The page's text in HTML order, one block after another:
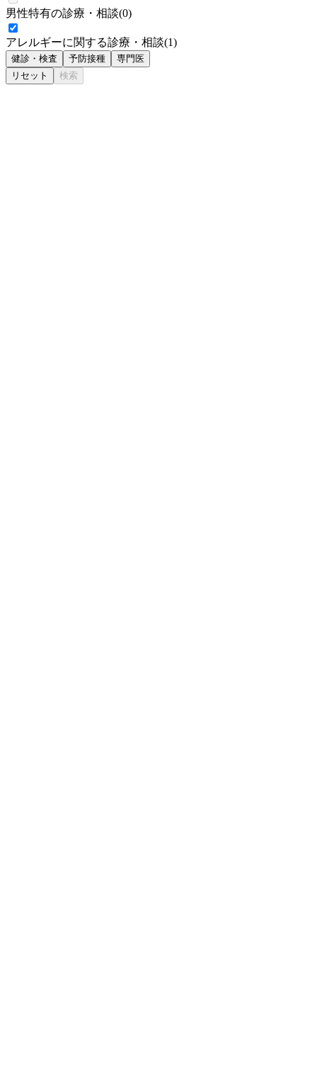
男性特有の診療・相談(0)
アレルギーに関する診療・相談(1)
健診・検査 予防接種
専門医
リセット
検索